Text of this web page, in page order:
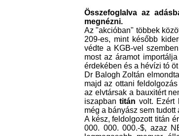
Összefoglalva az
megnézni.
Az "akcióban" többek
209-es, mint később
védte a KGB-vel
most az áramot
érdekében és a hévízi tó
Dr Balogh Zoltán
majd az ottani
az elvtársak a bauxitért
iszapbantitán volt. Ezért
még a bányász sem
A kész, feldolgozott titán
000. 000. 000.-$, azaz